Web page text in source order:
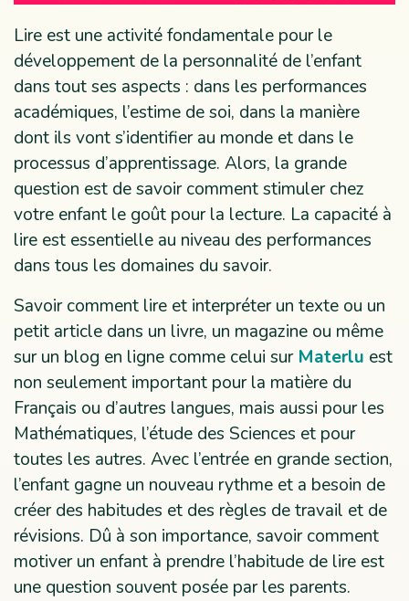
Lire est une activité fondamentale pour le
développement de la personnalité de l’enfant
dans tout ses aspects : dans les performances
académiques, l’estime de soi, dans la manière
dont ils vont s’identifier au monde et dans le
processus d’apprentissage. Alors, la grande
question est de savoir comment stimuler chez
votre enfant le goût pour la lecture. La capacité à
lire est essentielle au niveau des performances
dans tous les domaines du savoir.
Savoir comment lire et interpréter un texte ou un
petit article dans un livre, un magazine ou même
sur un blog en ligne comme celui sur Materlu est
non seulement important pour la matière du
Français ou d’autres langues, mais aussi pour les
Mathématiques, l’étude des Sciences et pour
toutes les autres. Avec l’entrée en grande section,
l’enfant gagne un nouveau rythme et a besoin de
créer des habitudes et des règles de travail et de
révisions. Dû à son importance, savoir comment
motiver un enfant à prendre l’habitude de lire est
une question souvent posée par les parents.